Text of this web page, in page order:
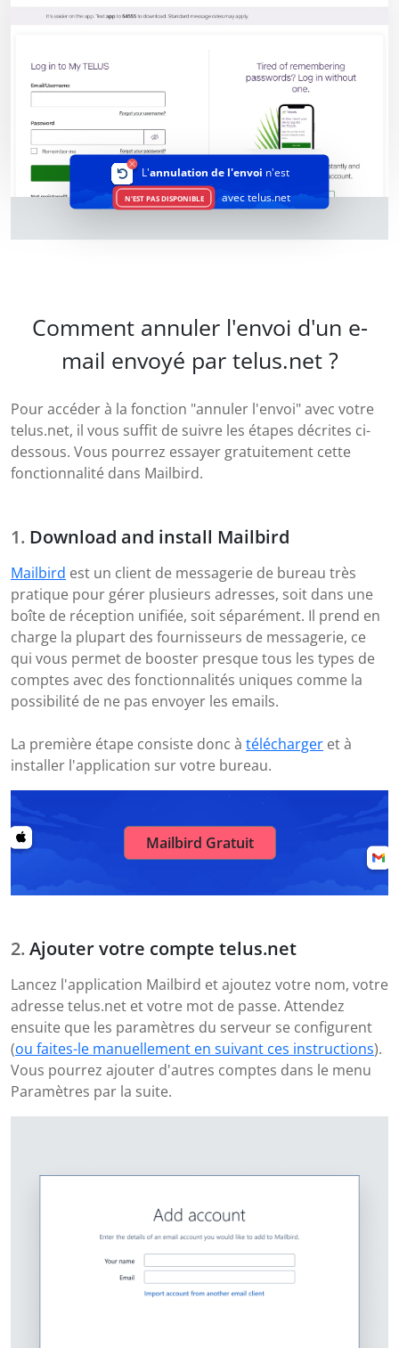
L'annulation de l'envoi n'est
N'EST PAS DISPONIBLE avec telus.net
Comment annuler l'envoi d'un e-
mail envoyé par telus.net ?
Pour accéder à la fonction "annuler l'envoi" avec votre
telus.net, il vous suffit de suivre les étapes décrites ci-
dessous. Vous pourrez essayer gratuitement cette
fonctionnalité dans Mailbird.
Download and install Mailbird
Mailbird est un client de messagerie de bureau très
pratique pour gérer plusieurs adresses, soit dans une
boîte de réception unifiée, soit séparément. Il prend en
charge la plupart des fournisseurs de messagerie, ce
qui vous permet de booster presque tous les types de
comptes avec des fonctionnalités uniques comme la
possibilité de ne pas envoyer les emails.
La première étape consiste donc à télécharger et à
installer l'application sur votre bureau.
Mailbird Gratuit
Ajouter votre compte telus.net
Lancez l'application Mailbird et ajoutez votre nom, votre
adresse telus.net et votre mot de passe. Attendez
ensuite que les paramètres du serveur se configurent
(ou faites-le manuellement en suivant ces instructions).
Vous pourrez ajouter d'autres comptes dans le menu
Paramètres par la suite.